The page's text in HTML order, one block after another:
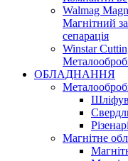
Walmag
Магнітний
сепарація
Winstar
ОБЛАДНАННЯ
Магнітне